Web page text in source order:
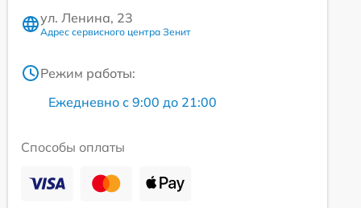
ул. Ленина, 23
Адрес сервисного центра Зенит
Режим работы:
Ежедневно с 9:00 до 21:00
Способы оплаты